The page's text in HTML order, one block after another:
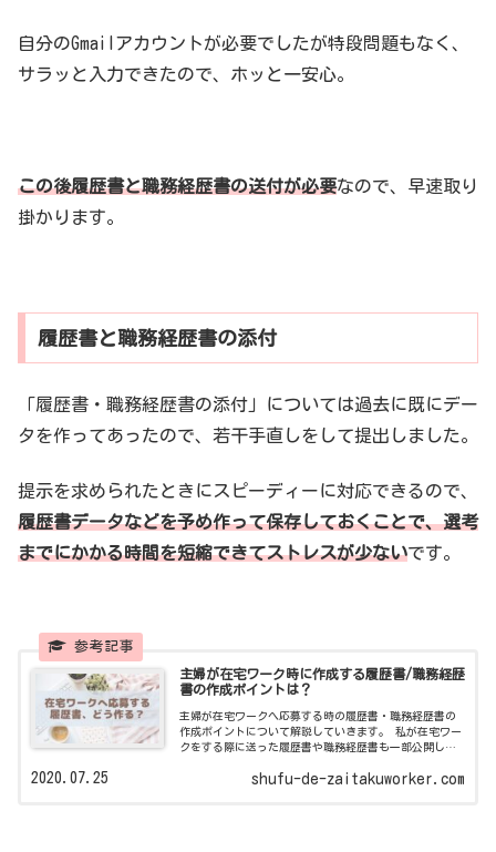
自分のGmailアカウントが必要でしたが特段問題もなく、
サラッと入力できたので、ホッと一安心。
この後履歴書と職務経歴書の送付が必要なので、早速取り
掛かります。
履歴書と職務経歴書の添付
「履歴書・職務経歴書の添付」については過去に既にデー
タを作ってあったので、若干手直しをして提出しました。
提示を求められたときにスピーディーに対応できるので、
履歴書データなどを予め作って保存しておくことで、選考
までにかかる時間を短縮できてストレスが少ないです。
主婦が在宅ワーク時に作成する履歴書/職務経歴
書の作成ポイントは？
主婦が在宅ワークへ応募する時の履歴書・職務経歴書の
作成ポイントについて解説していきます。 私が在宅ワー
クをする際に送った履歴書や職務経歴書も一部公開しま
shufu-de-zaitakuworker.com
2020.07.25